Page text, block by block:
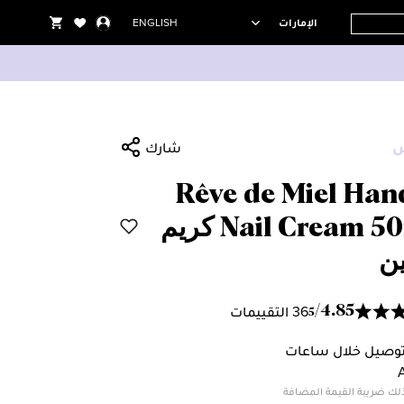
الإمارات ENGLISH
شارك
Rêve de Miel
Nail Cream 50mL كريم
4.85
/
536 التقييمات
توصيل خلال ساعات
ضريبة القيمة المضافة